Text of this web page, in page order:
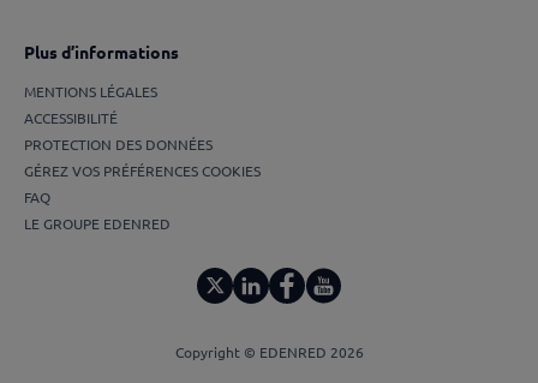
Plus d’informations
MENTIONS LÉGALES
ACCESSIBILITÉ
PROTECTION DES DONNÉES
GÉREZ VOS PRÉFÉRENCES COOKIES
FAQ
LE GROUPE EDENRED
Copyright © EDENRED 2026